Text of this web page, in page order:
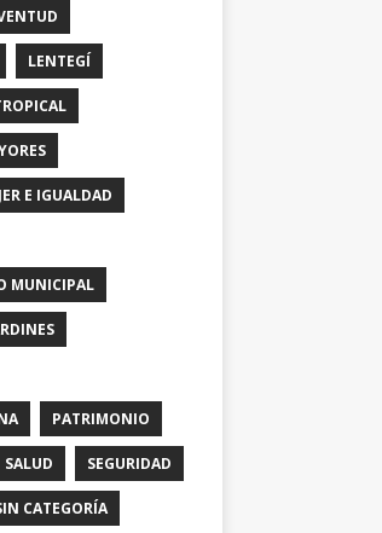
LENTEGÍ
E IGUALDAD
MUNICIPAL
PATRIMONIO
SALUD SEGURIDAD
CATEGORÍA